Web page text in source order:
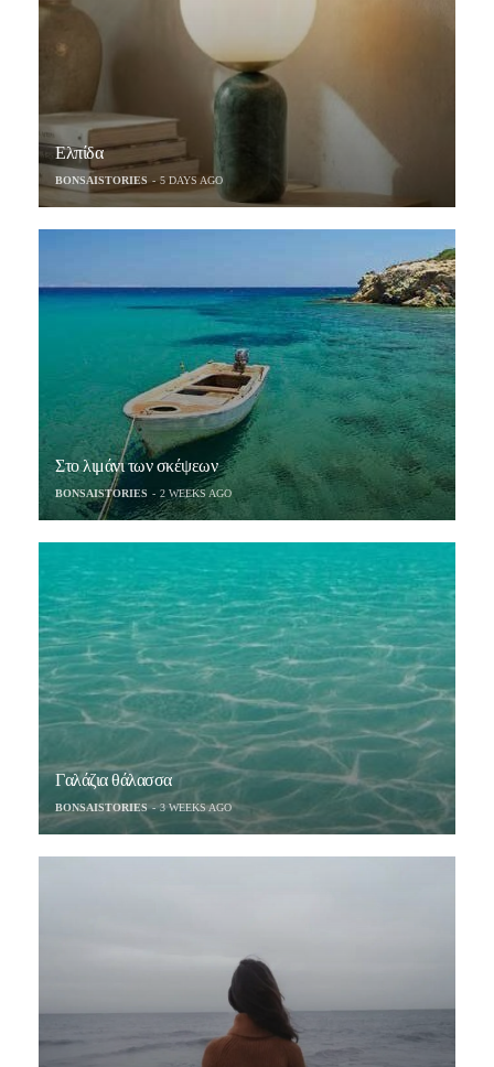
Ελπίδα
BONSAISTORIES 5 DAYS AGO
Στο λιμάνι των σκέψεων
BONSAISTORIES 2 WEEKS AGO
Γαλάζια θάλασσα
BONSAISTORIES 3 WEEKS AGO